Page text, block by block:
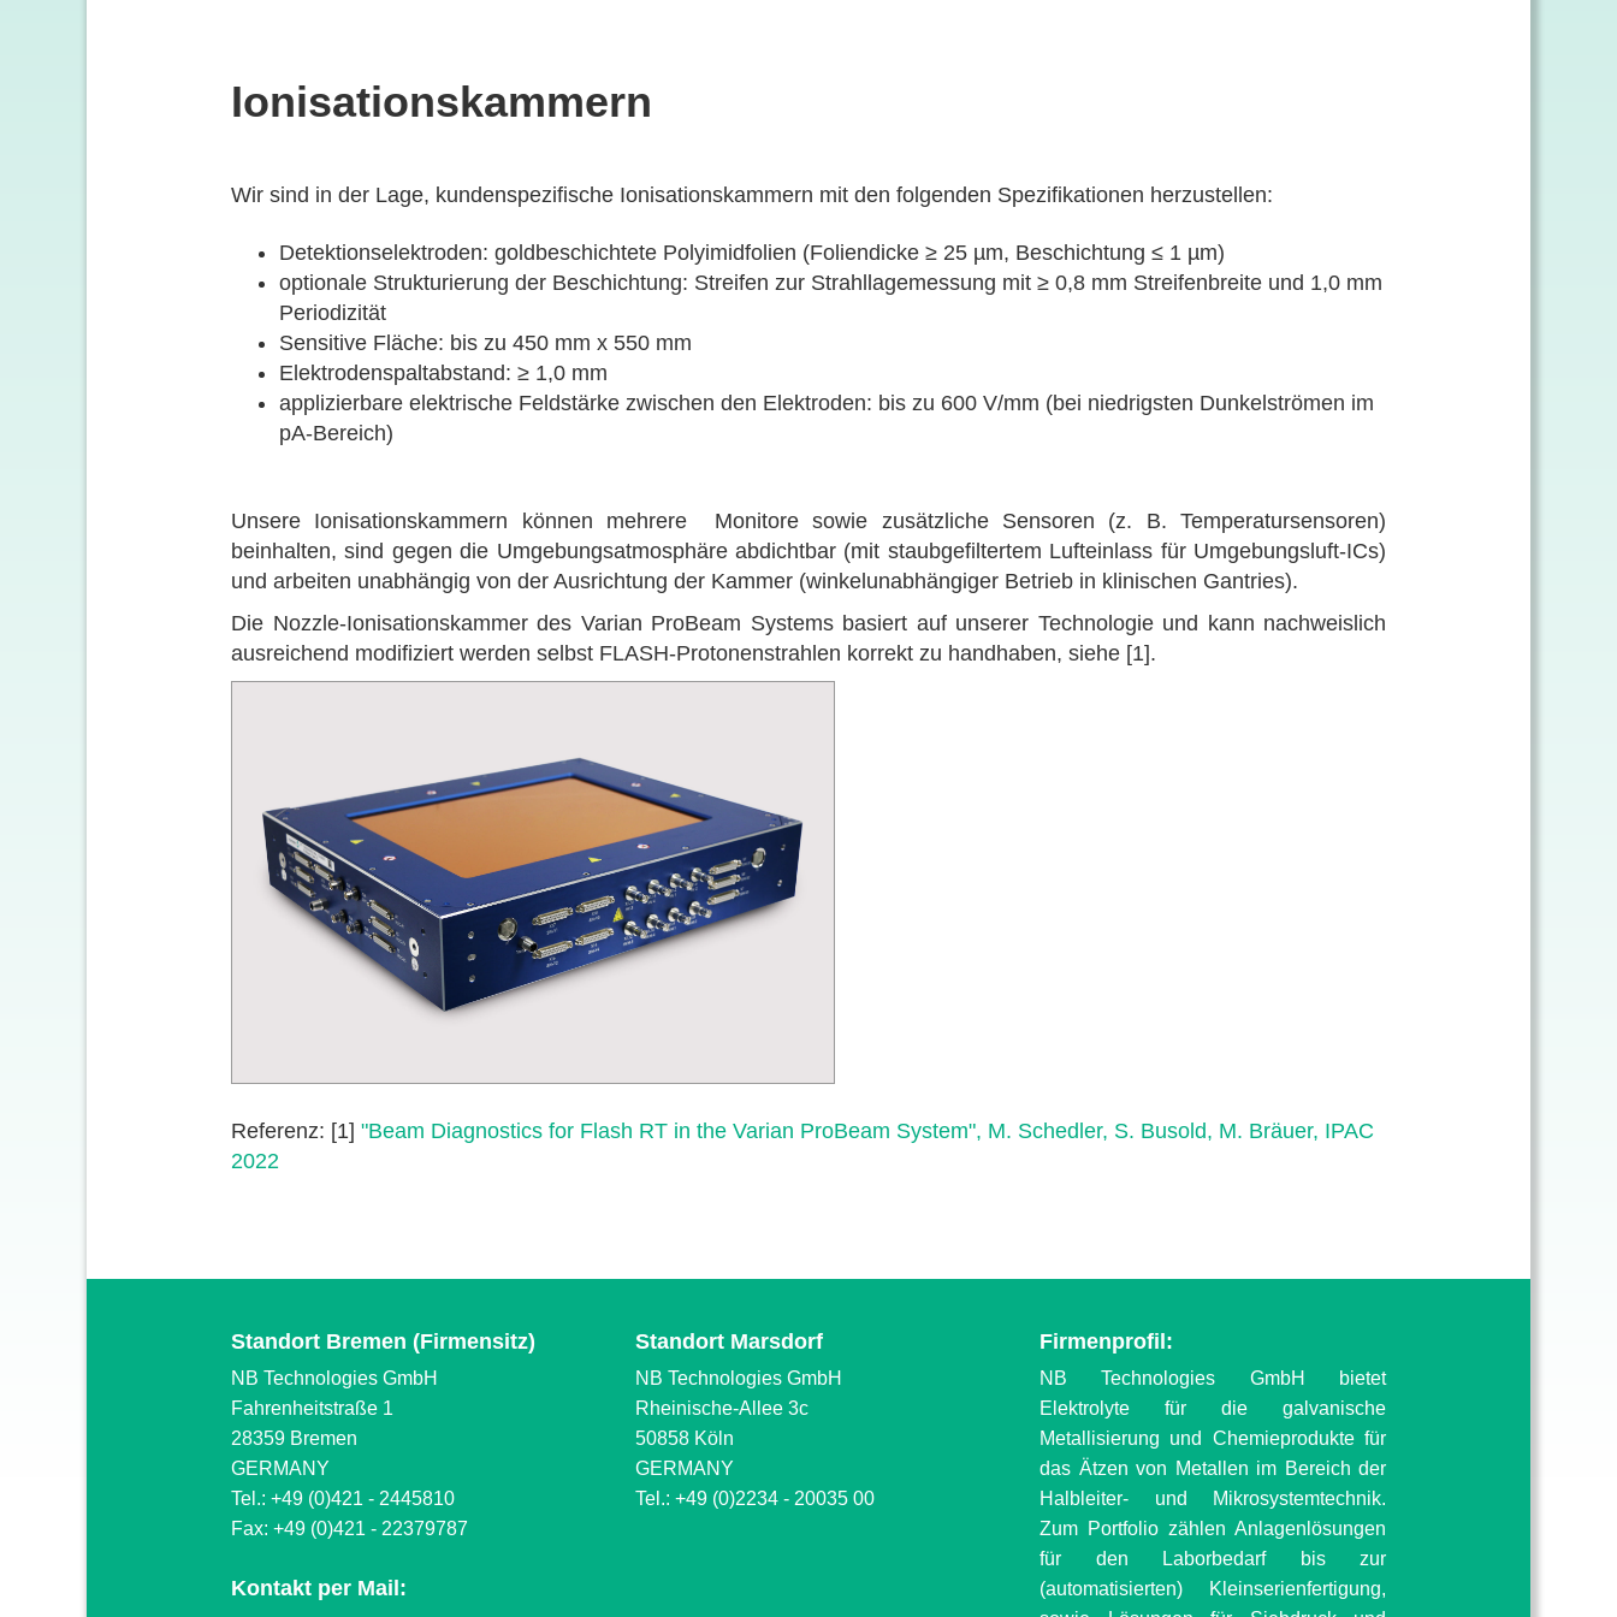
Ionisationskammern
Wir sind in der Lage, kundenspezifische Ionisationskammern mit den folgenden Spezifikationen herzustellen:
Detektionselektroden: goldbeschichtete Polyimidfolien (Foliendicke ≥ 25 µm, Beschichtung ≤ 1 µm)
optionale Strukturierung der Beschichtung: Streifen zur Strahllagemessung mit ≥ 0,8 mm Streifenbreite und 1,0 mm
Periodizität
Sensitive Fläche: bis zu 450 mm x 550 mm
Elektrodenspaltabstand: ≥ 1,0 mm
applizierbare elektrische Feldstärke zwischen den Elektroden: bis zu 600 V/mm (bei niedrigsten Dunkelströmen im
pA-Bereich)
Unsere Ionisationskammern können mehrere Monitore sowie zusätzliche Sensoren (z. B. Temperatursensoren)
beinhalten, sind gegen die Umgebungsatmosphäre abdichtbar (mit staubgefiltertem Lufteinlass für Umgebungsluft-ICs)
und arbeiten unabhängig von der Ausrichtung der Kammer (winkelunabhängiger Betrieb in klinischen Gantries).
Die Nozzle-Ionisationskammer des Varian ProBeam Systems basiert auf unserer Technologie und kann nachweislich
ausreichend modifiziert werden selbst FLASH-Protonenstrahlen korrekt zu handhaben, siehe [1].
Referenz: [1] "Beam Diagnostics for Flash RT in the Varian ProBeam System", M. Schedler, S. Busold, M. Bräuer, IPAC
2022
Standort Bremen (Firmensitz)
NB Technologies GmbH
Fahrenheitstraße 1
28359 Bremen
GERMANY
Tel.: +49 (0)421 - 2445810
Fax: +49 (0)421 - 22379787
Kontakt per Mail:
Standort Marsdorf
NB Technologies GmbH
Rheinische-Allee 3c
50858 Köln
GERMANY
Tel.: +49 (0)2234 - 20035 00
Firmenprofil:
NB Technologies GmbH bietet
Elektrolyte für die galvanische
Metallisierung und Chemieprodukte für
das Ätzen von Metallen im Bereich der
Halbleiter- und Mikrosystemtechnik.
Zum Portfolio zählen Anlagenlösungen
für den Laborbedarf bis zur
(automatisierten) Kleinserienfertigung,